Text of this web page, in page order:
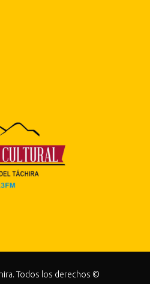
Todos los derechos ©